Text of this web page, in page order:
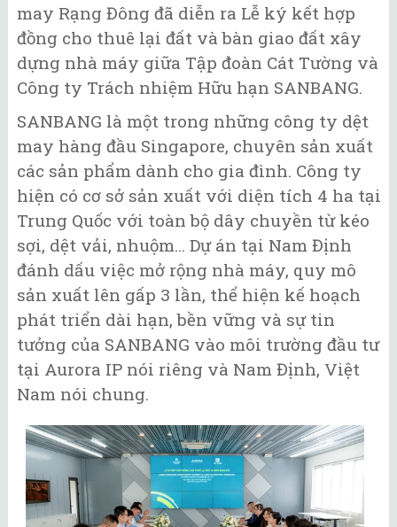
may Rạng Đông đã diễn ra Lễ ký kết hợp
đồng cho thuê lại đất và bàn giao đất xây
dựng nhà máy giữa Tập đoàn Cát Tường và
Công ty Trách nhiệm Hữu hạn SANBANG.
SANBANG là một trong những công ty dệt
may hàng đầu Singapore, chuyên sản xuất
các sản phẩm dành cho gia đình. Công ty
hiện có cơ sở sản xuất với diện tích 4 ha tại
Trung Quốc với toàn bộ dây chuyền từ kéo
sợi, dệt vải, nhuộm... Dự án tại Nam Định
đánh dấu việc mở rộng nhà máy, quy mô
sản xuất lên gấp 3 lần, thể hiện kế hoạch
phát triển dài hạn, bền vững và sự tin
tưởng của SANBANG vào môi trường đầu tư
tại Aurora IP nói riêng và Nam Định, Việt
Nam nói chung.